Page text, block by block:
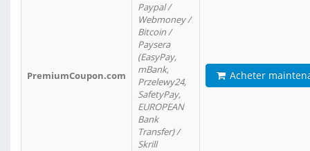
PremiumCoupon.com
Paypal /
Webmoney /
Bitcoin /
Paysera
(EasyPay,
mBank,
Przelewy24,
SafetyPay,
EUROPEAN
Bank
Transfer) /
Skrill
Acheter